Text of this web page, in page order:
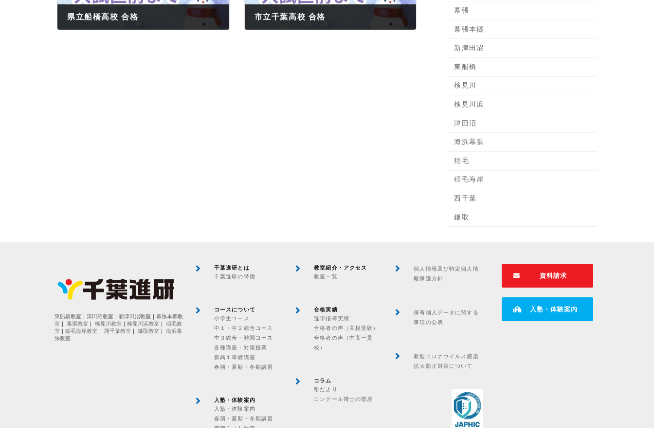
県立船橋高校 合格 市立千葉高校 合格
幕張
幕張本郷
新津田沼
東船橋
検見川
検見川浜
津田沼
海浜幕張
稲毛
稲毛海岸
西千葉
鎌取
東船橋教室 ｜ 津田沼教室 ｜ 新津田沼教室 ｜ 幕張本郷教
室 ｜ 幕張教室 ｜ 検見川教室 ｜ 検見川浜教室 ｜ 稲毛教
室 ｜ 稲毛海岸教室 ｜ 西千葉教室 ｜ 鎌取教室 ｜ 海浜幕
張教室
千葉進研とは
千葉進研の特徴
コースについて
小学生コース
中１・中２総合コース
中３総合・難関コース
各種講座・対策授業
新高１準備講座
春期・夏期・冬期講習
入塾・体験案内
入塾・体験案内
春期・夏期・冬期講習
定期テスト対策
教室紹介・アクセス
教室一覧
合格実績
進学指導実績
合格者の声（高校受験）
合格者の声（中高一貫
校）
コラム
塾だより
コンクール博士の部屋
個人情報及び特定個人情
報保護方針
保有個人データに関する
事項の公表
新型コロナウイルス感染
拡大防止対策について
資料請求
入塾・体験案内